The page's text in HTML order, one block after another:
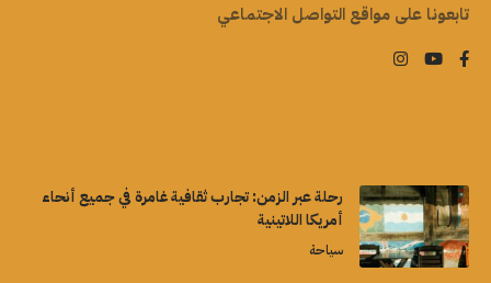
تابعونا على مواقع التواصل الاجتماعي
رحلة عبر الزمن: تجارب ثقافية غامرة في جميع أنحاء
أمريكا اللاتينية
سياحة